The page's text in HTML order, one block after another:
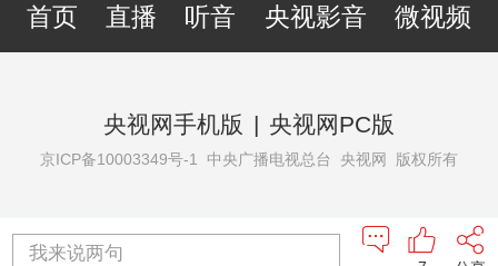
首页 直播 听音 央视影音 微视频
央视网手机版 | 央视网PC版
京ICP备10003349号-1 中央广播电视总台 央视网 版权所有
我来说两句